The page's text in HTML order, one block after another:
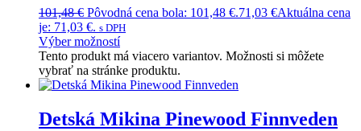
101,48€ Pôvodná cena bola: 101,48 €.71,03 €Aktuálna cena
je: 71,03 €. s DPH
Výber možností
Tento produkt má viacero variantov. Možnosti si môžete
vybrať na stránke produktu.
Detská Mikina Pinewood Finnveden